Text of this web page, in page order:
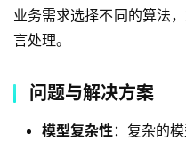
业务需求选择不同的算法
言处理。
问题与解决方案
模型复杂性：复杂的